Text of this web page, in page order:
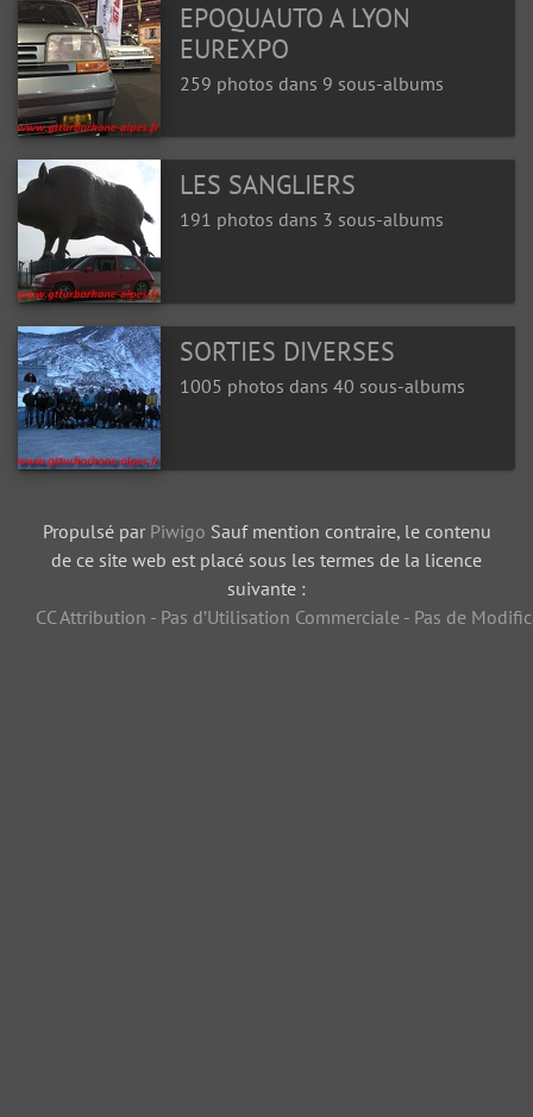
EPOQUAUTO A LYON
EUREXPO
259 photos dans 9 sous-albums
LES SANGLIERS
191 photos dans 3 sous-albums
SORTIES DIVERSES
1005 photos dans 40 sous-albums
Propulsé par Piwigo Sauf mention contraire, le contenu
de ce site web est placé sous les termes de la licence
suivante :
CC Attribution - Pas d’Utilisation Commerciale - Pas de